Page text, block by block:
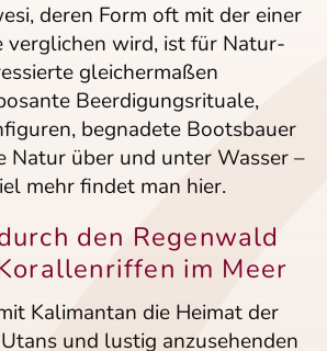
deren Form oft mit der einer
verglichen wird, ist für Natur-
gleichermaßen
Beerdigungsrituale,
begnadete Bootsbauer
Natur über und unter Wasser –
mehr findet man hier.
den Regenwald
im Meer
Kalimantan die Heimat der
und lustig anzusehenden